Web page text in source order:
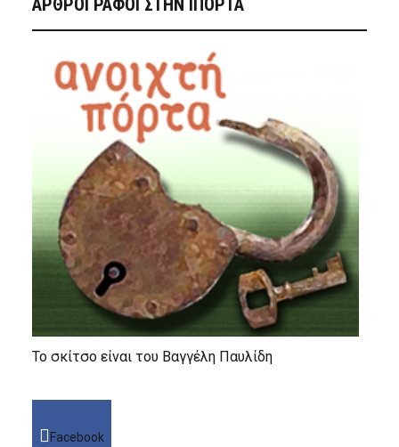
ΑΡΘΡΟΓΡΑΦΟΙ ΣΤΗΝ IΠΟΡΤΑ
Το σκίτσο είναι του Βαγγέλη Παυλίδη
Facebook